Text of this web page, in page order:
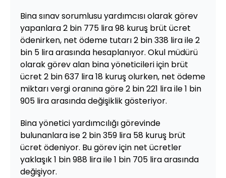
Bina sınav sorumlusu yardımcısı olarak görev
yapanlara 2 bin 775 lira 98 kuruş brüt ücret
ödenirken, net ödeme tutarı 2 bin 338 lira ile 2
bin 5 lira arasında hesaplanıyor. Okul müdürü
olarak görev alan bina yöneticileri için brüt
ücret 2 bin 637 lira 18 kuruş olurken, net ödeme
miktarı vergi oranına göre 2 bin 221 lira ile 1 bin
905 lira arasında değişiklik gösteriyor.
Bina yönetici yardımcılığı görevinde
bulunanlara ise 2 bin 359 lira 58 kuruş brüt
ücret ödeniyor. Bu görev için net ücretler
yaklaşık 1 bin 988 lira ile 1 bin 705 lira arasında
değişiyor.